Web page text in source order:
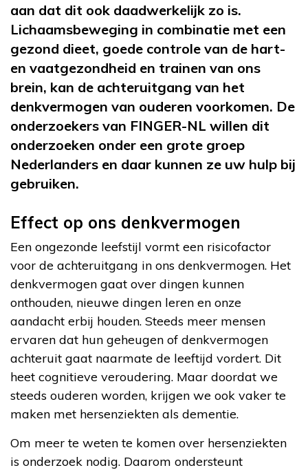
aan dat dit ook daadwerkelijk zo is.
Lichaamsbeweging in combinatie met een
gezond dieet, goede controle van de hart-
en vaatgezondheid en trainen van ons
brein, kan de achteruitgang van het
denkvermogen van ouderen voorkomen. De
onderzoekers van FINGER-NL willen dit
onderzoeken onder een grote groep
Nederlanders en daar kunnen ze uw hulp bij
gebruiken.
Effect op ons denkvermogen
Een ongezonde leefstijl vormt een risicofactor
voor de achteruitgang in ons denkvermogen. Het
denkvermogen gaat over dingen kunnen
onthouden, nieuwe dingen leren en onze
aandacht erbij houden. Steeds meer mensen
ervaren dat hun geheugen of denkvermogen
achteruit gaat naarmate de leeftijd vordert. Dit
heet cognitieve veroudering. Maar doordat we
steeds ouderen worden, krijgen we ook vaker te
maken met hersenziekten als dementie.
Om meer te weten te komen over hersenziekten
is onderzoek nodig. Daarom ondersteunt